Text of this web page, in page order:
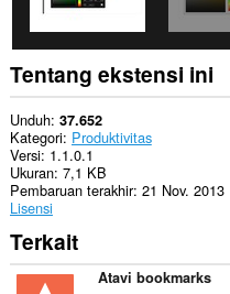
unlimited
amount
of
client-
side
data.
Tentang ekstensi ini
Unduh 37.652
Kategori Produktivitas
Versi 1.1.0.1
Ukuran 7,1 KB
Pembaruan terakhir 21 Nov. 2013
Lisensi
Terkait
Atavi bookmarks